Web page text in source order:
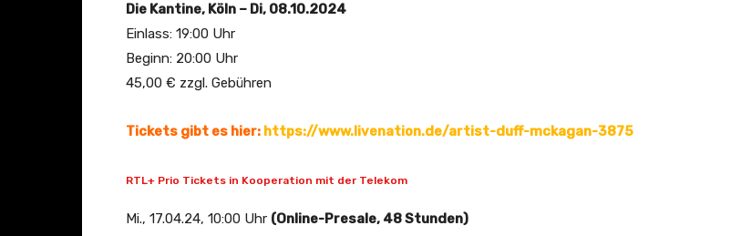
Die Kantine, Köln – Di, 08.10.2024
Einlass: 19:00 Uhr
Beginn: 20:00 Uhr
45,00 € zzgl. Gebühren
Tickets gibt es hier: https://www.livenation.de/artist-duff-mckagan-3875
RTL+ Prio Tickets in Kooperation mit der Telekom
Mi., 17.04.24, 10:00 Uhr (Online-Presale, 48 Stunden)